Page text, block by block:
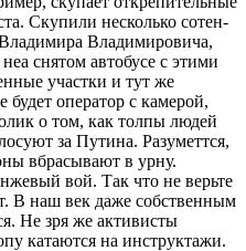
Скупили несколько сотен-
Владимировича,
снятом автобусе с этими
участки и тут же
оператор с камерой,
о том, как толпы людей
за Путина. Разуметтся,
вбрасывают в урну.
вой. Так что не верьте
В наш век даже собственным
Не зря же активисты
катаются на инструктажи.